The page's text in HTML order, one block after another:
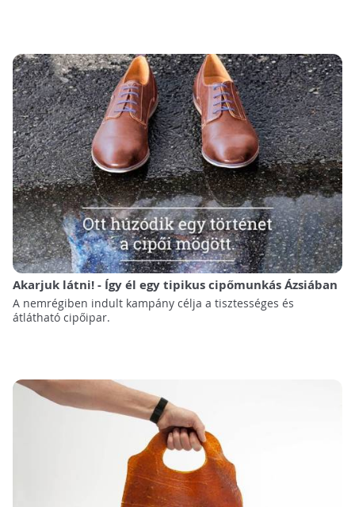
Akarjuk látni! - Így él egy tipikus cipőmunkás Ázsiában
A nemrégiben indult kampány célja a tisztességes és
átlátható cipőipar.